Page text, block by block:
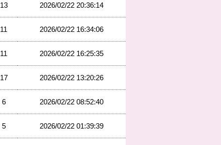
13 2026/02/22 20:36:14
11 2026/02/22 16:34:06
11 2026/02/22 16:25:35
17 2026/02/22 13:20:26
6 2026/02/22 08:52:40
5 2026/02/22 01:39:39